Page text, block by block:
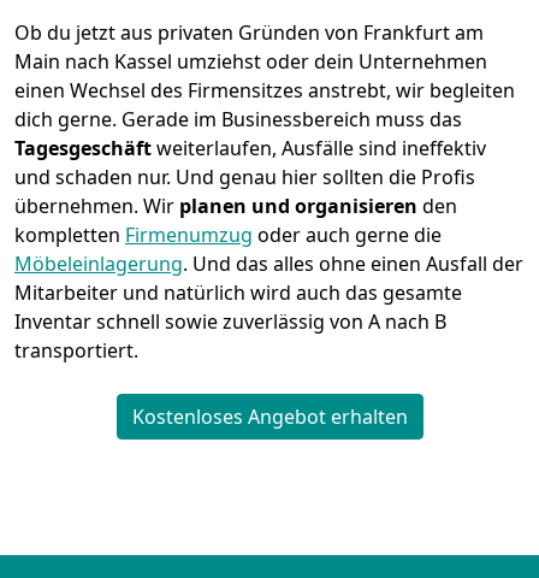
Ob du jetzt aus privaten Gründen von Frankfurt am
Main nach Kassel umziehst oder dein Unternehmen
einen Wechsel des Firmensitzes anstrebt, wir begleiten
dich gerne. Gerade im Businessbereich muss das
Tagesgeschäftweiterlaufen, Ausfälle sind ineffektiv
und schaden nur. Und genau hier sollten die Profis
übernehmen. Wir planen und organisieren den
kompletten Firmenumzug oder auch gerne die
Möbeleinlagerung. Und das alles ohne einen Ausfall der
Mitarbeiter und natürlich wird auch das gesamte
Inventar schnell sowie zuverlässig von A nach B
transportiert.
Kostenloses Angebot erhalten